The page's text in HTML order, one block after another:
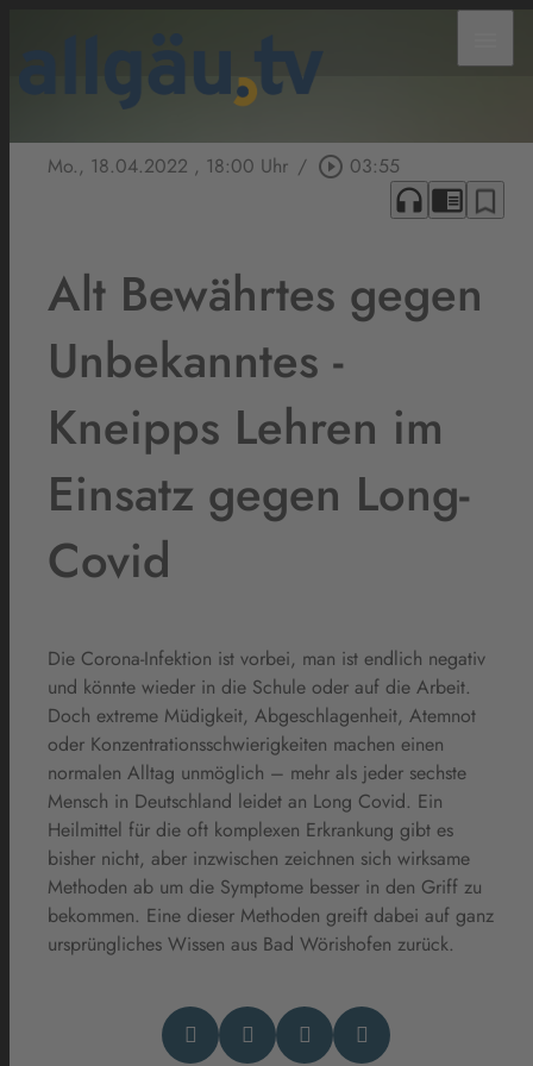
Mo., 18.04.2022 , 18:00 Uhr / play_circle_outline 03:55
headphones chrome_reader_mode bookmark_border
Alt Bewährtes gegen
Unbekanntes -
Kneipps Lehren im
Einsatz gegen Long-
Covid
Die Corona-Infektion ist vorbei, man ist endlich negativ
und könnte wieder in die Schule oder auf die Arbeit.
Doch extreme Müdigkeit, Abgeschlagenheit, Atemnot
oder Konzentrationsschwierigkeiten machen einen
normalen Alltag unmöglich – mehr als jeder sechste
Mensch in Deutschland leidet an Long Covid. Ein
Heilmittel für die oft komplexen Erkrankung gibt es
bisher nicht, aber inzwischen zeichnen sich wirksame
Methoden ab um die Symptome besser in den Griff zu
bekommen. Eine dieser Methoden greift dabei auf ganz
ursprüngliches Wissen aus Bad Wörishofen zurück.